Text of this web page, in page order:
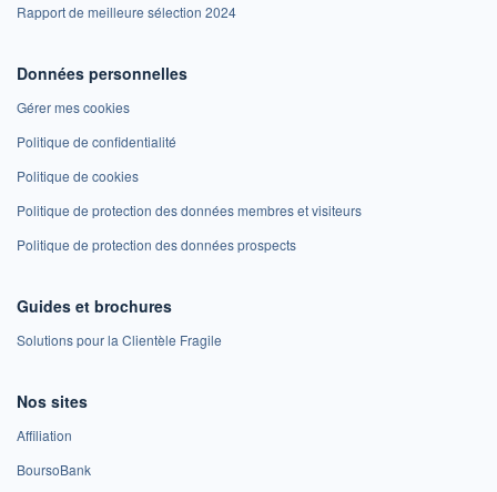
Rapport de meilleure sélection 2024
Données personnelles
Gérer mes cookies
Politique de confidentialité
Politique de cookies
Politique de protection des données membres et visiteurs
Politique de protection des données prospects
Guides et brochures
Solutions pour la Clientèle Fragile
Nos sites
Affiliation
BoursoBank